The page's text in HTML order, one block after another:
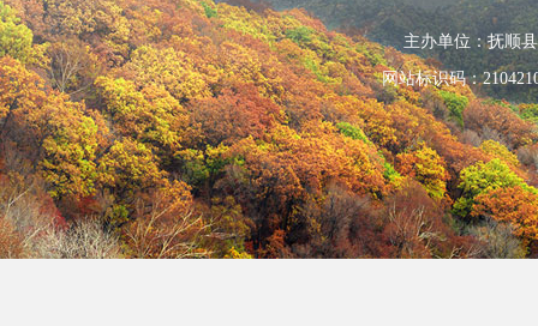
主办单位：抚顺
网站标识码：